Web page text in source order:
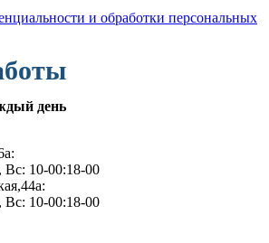
и обработки персональных
день
10-00:18-00
10-00:18-00